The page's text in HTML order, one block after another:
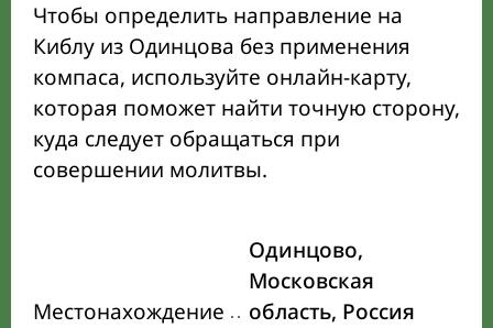
Чтобы определить направление на
Киблу из Одинцова без применения
компаса, используйте онлайн-карту,
которая поможет найти точную сторону,
куда следует обращаться при
совершении молитвы.
Местонахождение
Одинцово,
Московская
область, Россия